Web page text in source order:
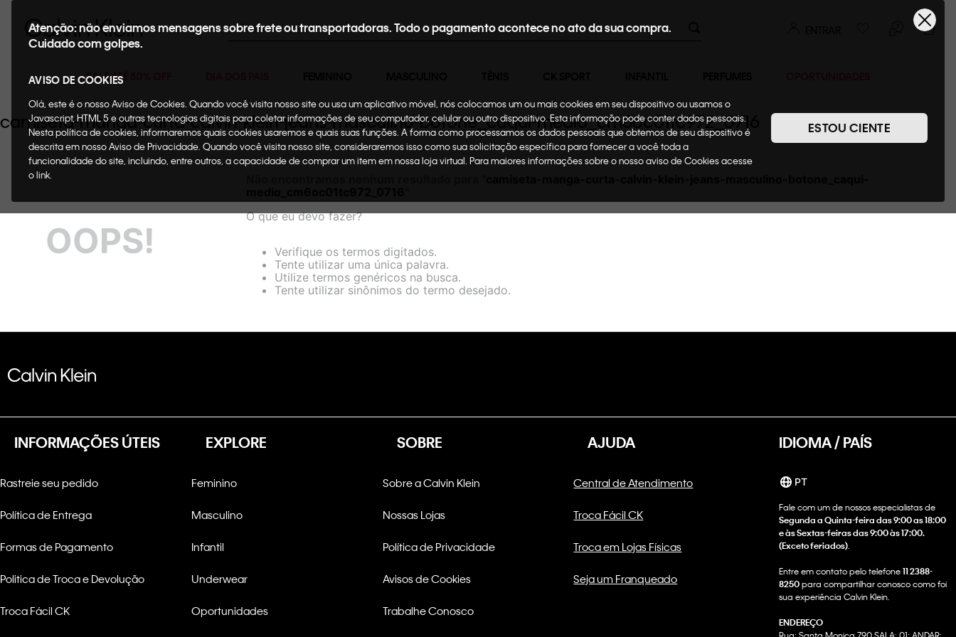
Buscar
SALE ATÉ 50% OFF
Atenção: não enviamos mensagens sobre frete ou transportadoras. Todo o pagamento acontece no ato da sua compra.
Cuidado com golpes.
AVISO DE COOKIES
Olá, este é o nosso Aviso de Cookies. Quando você visita nosso site ou usa um aplicativo móvel, nós colocamos um ou mais cookies em seu dispositivo ou usamos o
Javascript, HTML 5 e outras tecnologias digitais para coletar informações de seu computador, celular ou outro dispositivo. Esta informação pode conter dados pessoais.
Nesta política de cookies, informaremos quais cookies usaremos e quais suas funções. A forma como processamos os dados pessoais que obtemos de seu dispositivo é
descrita em nosso Aviso de Privacidade. Quando você visita nosso site, consideraremos isso como sua solicitação específica para fornecer a você toda a
funcionalidade do site, incluindo, entre outros, a capacidade de comprar um item em nossa loja virtual. Para maiores informações sobre o nosso aviso de Cookies acesse
o link.
ESTOU CIENTE
camiseta-manga-curta-calvin-klein-jeans-masculino-botone_caqui-medio_cm6oc01tc972_0716
OOPS!
O que eu devo fazer?
Verifique os termos digitados.
Tente utilizar uma única palavra.
Utilize termos genéricos na busca.
Tente utilizar sinônimos do termo desejado.
INFORMAÇÕES ÚTEIS
Rastreie seu pedido
Política de Entrega
Formas de Pagamento
Politica de Troca e Devolução
Troca Fácil CK
EXPLORE
Feminino
Masculino
Infantil
Underwear
Oportunidades
SOBRE
Sobre a Calvin Klein
Nossas Lojas
Política de Privacidade
Avisos de Cookies
Trabalhe Conosco
AJUDA
Central de Atendimento
Troca Fácil CK
Troca em Lojas Físicas
Seja um Franqueado
IDIOMA / PAÍS
PT
Fale com um de nossos especialistas de
Segunda a Quinta-feira das 9:00 as 18:00
e às Sextas-feiras das 9:00 às 17:00.
(Exceto feriados)
Entre em contato pelo telefone11 2388-
8250para compartilhar conosco como foi
sua experiência Calvin Klein.
ENDEREÇO